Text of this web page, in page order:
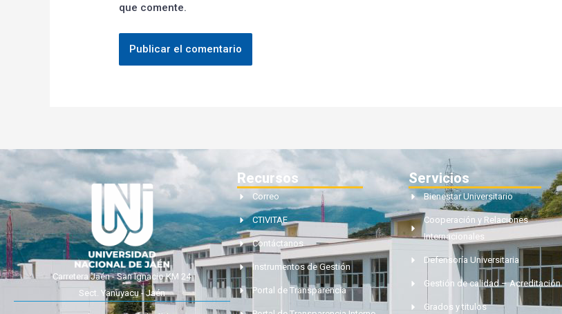
que comente.
Carretera Jaén - San Ignacio KM 24
Sect. Yanuyacu - Jaén
Recursos
Correo
CTIVITAE
Contáctanos
Instrumentos de Gestión
Portal de Transparencia
Servicios
Bienestar Universitario
Cooperación y Relaciones
Internacionales
Defensoría Universitaria
Gestión de calidad – Acreditación
Grados y titulos